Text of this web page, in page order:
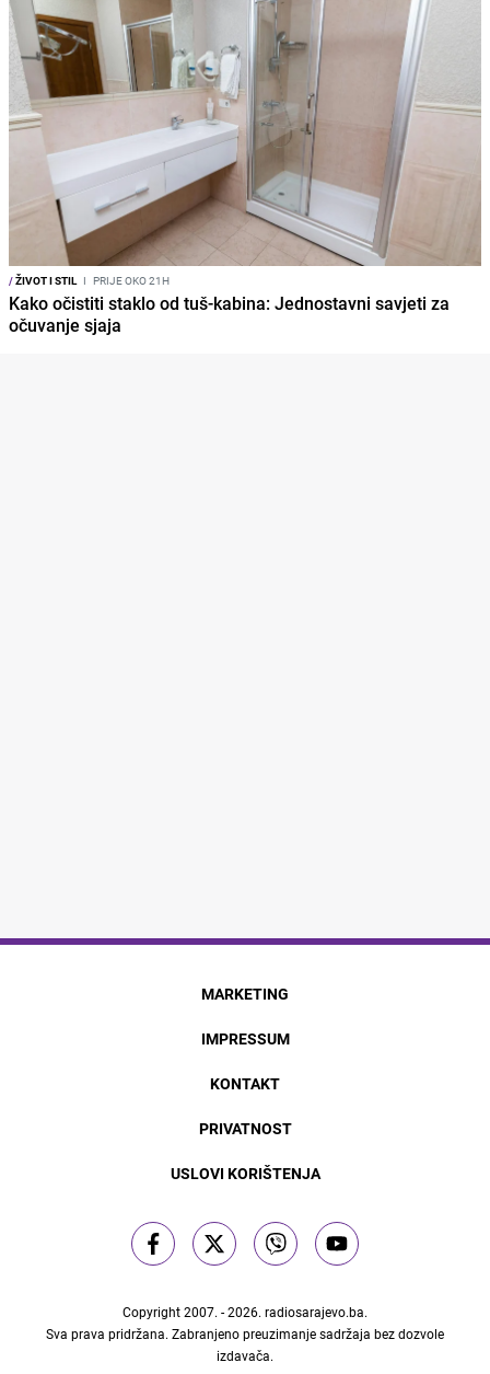
/ŽIVOT I STIL I PRIJE OKO 21H
Kako očistiti staklo od tuš-kabina: Jednostavni savjeti za
očuvanje sjaja
MARKETING
IMPRESSUM
KONTAKT
PRIVATNOST
USLOVI KORIŠTENJA
Copyright 2007. - 2026. radiosarajevo.ba.
Sva prava pridržana. Zabranjeno preuzimanje sadržaja bez dozvole
izdavača.